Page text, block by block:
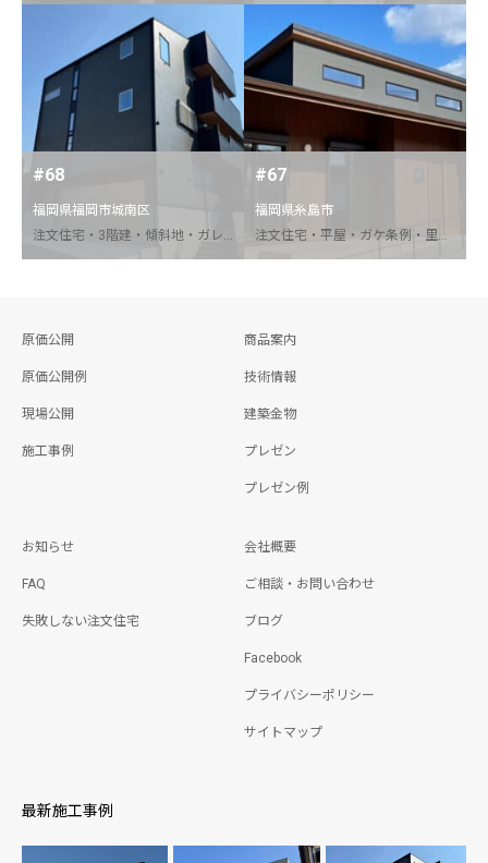
#68
福岡県福岡市城南区
#67
福岡県糸島市
原価公開
原価公開例
現場公開
施工事例
商品案内
技術情報
建築金物
プレゼン
プレゼン例
お知らせ
FAQ
失敗しない注文住宅
会社概要
ご相談・お問い合わせ
ブログ
Facebook
プライバシーポリシー
サイトマップ
最新施工事例